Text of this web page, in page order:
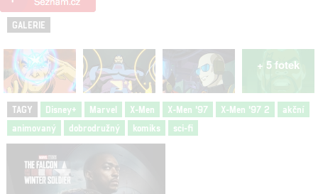
GALERIE
+ 5 fotek
TAGY Disney+ Marvel X-Men X-Men '97 X-Men '97 2
akční
animovaný
dobrodružný komiks sci-fi